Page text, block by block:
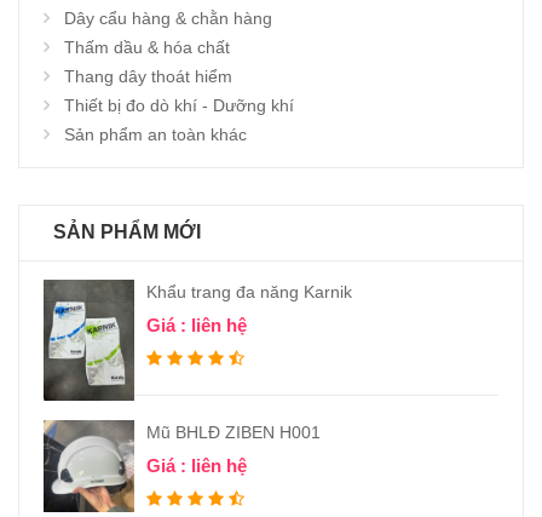
Dây cẩu hàng & chằn hàng
Thấm dầu & hóa chất
Thang dây thoát hiểm
Thiết bị đo dò khí - Dưỡng khí
Sản phẩm an toàn khác
SẢN PHẨM MỚI
Khẩu trang đa năng Karnik
Giá : liên hệ
Mũ BHLĐ ZIBEN H001
Giá : liên hệ